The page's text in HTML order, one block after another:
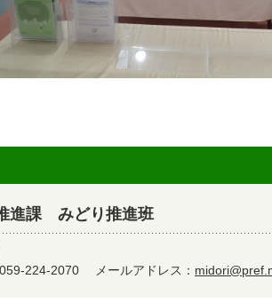
進課 みどり推進班
224-2070 メールアドレス：